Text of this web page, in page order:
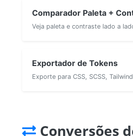
Comparador Paleta +
Veja paleta e contraste lado a
Exportador de Tokens
Exporte para CSS, SCSS,
Conversões